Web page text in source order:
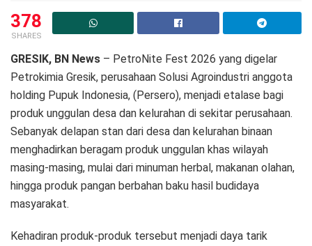
378
SHARES
GRESIK, BN News – PetroNite Fest 2026 yang digelar
Petrokimia Gresik, perusahaan Solusi Agroindustri anggota
holding Pupuk Indonesia, (Persero), menjadi etalase bagi
produk unggulan desa dan kelurahan di sekitar perusahaan.
Sebanyak delapan stan dari desa dan kelurahan binaan
menghadirkan beragam produk unggulan khas wilayah
masing-masing, mulai dari minuman herbal, makanan olahan,
hingga produk pangan berbahan baku hasil budidaya
masyarakat.
Kehadiran produk-produk tersebut menjadi daya tarik